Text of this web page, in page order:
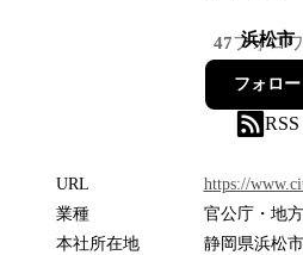
浜松市
47フォロ
フォロー
RSS
URL
https://
業種
官公庁・地
本社所在地
静岡県浜松